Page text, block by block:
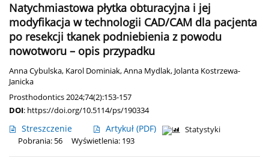
Natychmiastowa płytka obturacyjna i jej
modyfikacja w technologii CAD/CAM dla pacjenta
po resekcji tkanek podniebienia z powodu
nowotworu – opis przypadku
Anna Cybulska, Karol Dominiak,Anna Mydlak, Jolanta Kostrzewa-
Janicka
Prosthodontics 2024;74(2):153-157
DOI: https://doi.org/10.5114/ps/190334
Streszczenie Artykuł (PDF)
Statystyki
Pobrania: 56
Wyświetlenia: 193